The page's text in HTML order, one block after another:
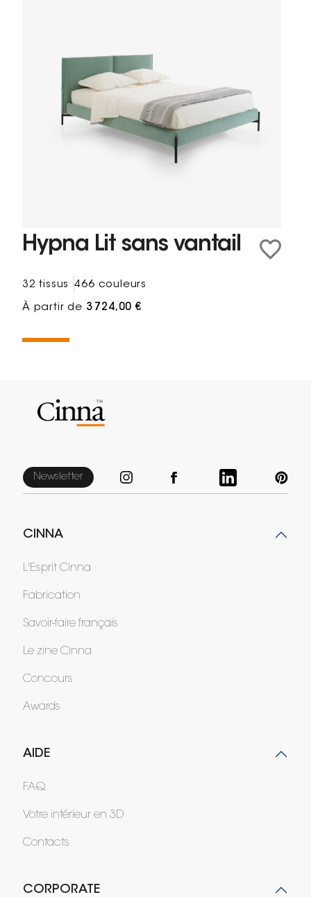
Hypna Lit sans vantail
32 tissus 466 couleurs
À partir de 3 724,00 €
Newsletter
CINNA
L'Esprit Cinna
Fabrication
Savoir-faire français
Le zine Cinna
Concours
Awards
AIDE
FAQ
Votre intérieur en 3D
Contacts
CORPORATE